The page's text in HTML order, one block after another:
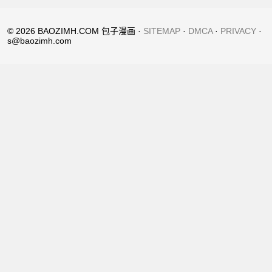
© 2026 BAOZIMH.COM 包子漫画 · SITEMAP · DMCA· PRIVACY ·
s@baozimh.com